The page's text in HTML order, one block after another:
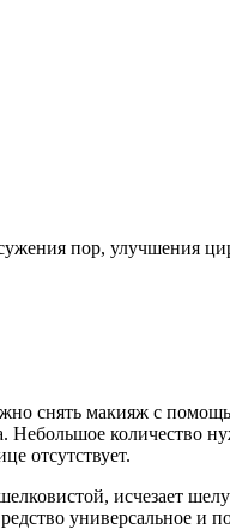
пор, улучшения
снять макияж с
Небольшое количество
отсутствует.
исчезает
универсальное и